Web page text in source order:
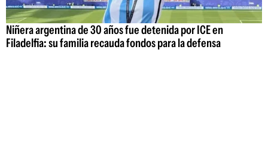
Niñera argentina de 30 años fue detenida por ICE en
Filadelfia: su familia recauda fondos para la defensa